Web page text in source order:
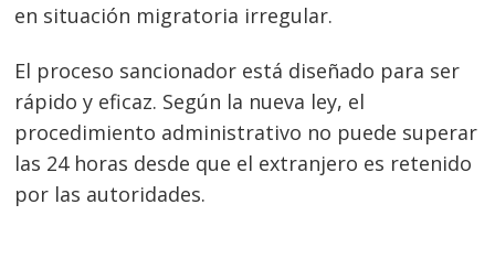
en situación migratoria irregular.
El proceso sancionador está diseñado para ser
rápido y eficaz. Según la nueva ley, el
procedimiento administrativo no puede superar
las 24 horas desde que el extranjero es retenido
por las autoridades.